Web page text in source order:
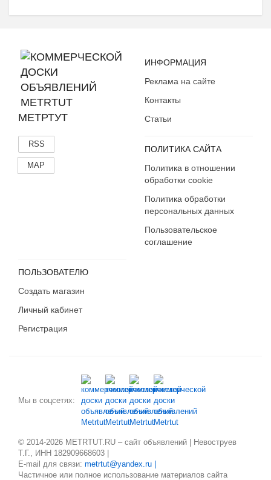
МЕТРТУТ
RSS
MAP
ИНФОРМАЦИЯ
Реклама на сайте
Контакты
Статьи
ПОЛИТИКА САЙТА
Политика в отношении
обработки cookie
Политика обработки
персональных данных
Пользовательское
соглашение
ПОЛЬЗОВАТЕЛЮ
Создать магазин
Личный кабинет
Регистрация
Мы в соцсетях:
© 2014-2026 METRTUT.RU – сайт объявлений | Невоструев
Т.Г., ИНН 182909668603 |
E-mail для связи: metrtut@yandex.ru |
Частичное или полное использование материалов сайта